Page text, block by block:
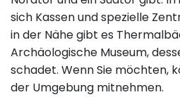
sich Kassen und spezielle
in der Nähe gibt es
Archäologische Museum,
schadet. Wenn Sie möchten,
der Umgebung mitnehmen.